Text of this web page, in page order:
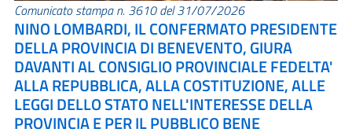
Comunicato stampa n. 3610 del 31/07/2026
NINO LOMBARDI, IL CONFERMATO PRESIDENTE
DELLA PROVINCIA DI BENEVENTO, GIURA
DAVANTI AL CONSIGLIO PROVINCIALE FEDELTA'
ALLA REPUBBLICA, ALLA COSTITUZIONE, ALLE
LEGGI DELLO STATO NELL'INTERESSE DELLA
PROVINCIA E PER IL PUBBLICO BENE